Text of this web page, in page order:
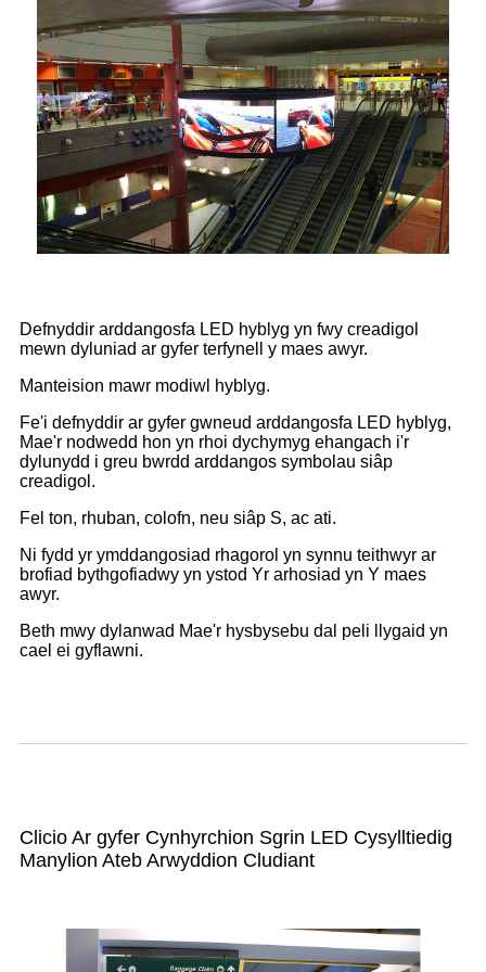
Defnyddir arddangosfa LED hyblyg yn fwy creadigol
mewn dyluniad ar gyfer terfynell y maes awyr.
Manteision mawr modiwl hyblyg.
Fe'i defnyddir ar gyfer gwneud arddangosfa LED hyblyg,
Mae'r nodwedd hon yn rhoi dychymyg ehangach i'r
dylunydd i greu bwrdd arddangos symbolau siâp
creadigol.
Fel ton, rhuban, colofn, neu siâp S, ac ati.
Ni fydd yr ymddangosiad rhagorol yn synnu teithwyr ar
brofiad bythgofiadwy yn ystod Yr arhosiad yn Y maes
awyr.
Beth mwy dylanwad Mae'r hysbysebu dal peli llygaid yn
cael ei gyflawni.
Clicio Ar gyfer Cynhyrchion Sgrin LED Cysylltiedig
Manylion Ateb Arwyddion Cludiant